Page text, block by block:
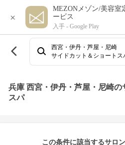
×
MEZONメゾン/美容室
ービス
入手 - Google Play
西宮・伊丹・芦屋・尼崎
サイドカット＆ショートス
兵庫 西宮・伊丹・芦屋・尼崎の
スパ
この条件に該当するサロ